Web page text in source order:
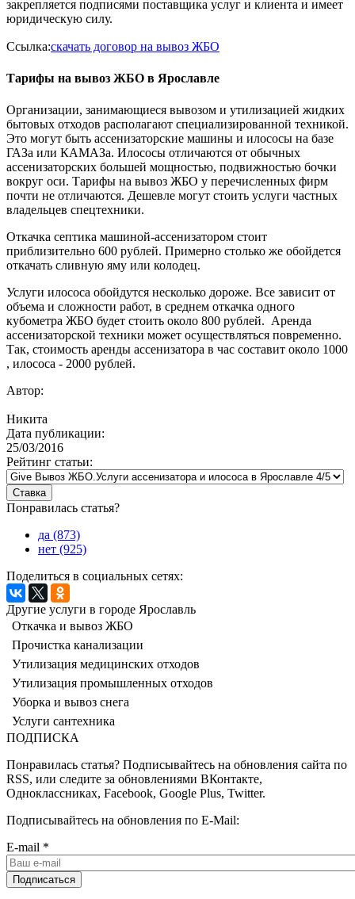
закрепляется подписями поставщика услуг и клиента и имеет
юридическую силу.
Ссылка:скачать договор на вывоз ЖБО
Тарифы на вывоз ЖБО в Ярославле
Организации, занимающиеся вывозом и утилизацией жидких
бытовых отходов располагают специализированной техникой.
Это могут быть ассенизаторские машины и илососы на базе
ГАЗа или КАМАЗа. Илососы отличаются от обычных
ассенизаторских большей мощностью, подвижностью бочки
вокруг оси. Тарифы на вывоз ЖБО у перечисленных фирм
почти не отличаются. Дешевле могут стоить услуги частных
владельцев спецтехники.
Откачка септика машиной-ассенизатором стоит
приблизительно 600 рублей. Примерно столько же обойдется
откачать сливную яму или колодец.
Услуги илососа обойдутся несколько дороже. Все зависит от
объема и сложности работ, в среднем откачка одного
кубометра ЖБО будет стоить около 800 рублей. Аренда
ассенизаторской техники может осуществляться повременно.
Так, стоимость аренды ассенизатора в час составит около 1000
, илососа - 2000 рублей.
Автор:
Никита
Дата публикации:
25/03/2016
Рейтинг статьи:
Понравилась статья?
да (873)
нет (925)
Поделиться в социальных сетях:
Другие услуги в городе Ярославль
Откачка и вывоз ЖБО
Прочистка канализации
Утилизация медицинских отходов
Утилизация промышленных отходов
Уборка и вывоз снега
Услуги сантехника
ПОДПИСКА
Понравилась статья? Подписывайтесь на обновления сайта по
RSS, или следите за обновлениями ВКонтакте,
Одноклассниках, Facebook, Google Plus, Twitter.
Подписывайтесь на обновления по E-Mail:
E-mail *